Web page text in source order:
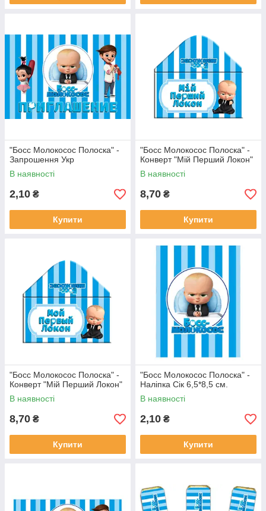
"Босс Молокосос Полоска" -
Запрошення Укр
В наявності
2,10 ₴
Купити
"Босс Молокосос Полоска" -
Конверт "Мій Перший Локон"
В наявності
8,70 ₴
Купити
"Босс Молокосос Полоска" -
Конверт "Мій Перший Локон"
В наявності
8,70 ₴
Купити
"Босс Молокосос Полоска" -
Наліпка Сік 6,5*8,5 см.
В наявності
2,10 ₴
Купити